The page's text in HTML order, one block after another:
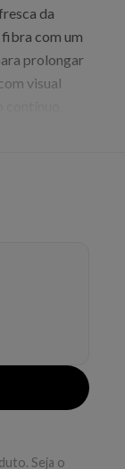
da
com um
prolongar
visual
mais
Seja o